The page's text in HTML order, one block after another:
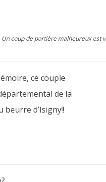
coup de portière malheureux est
ce couple
de la
d’Isigny!!